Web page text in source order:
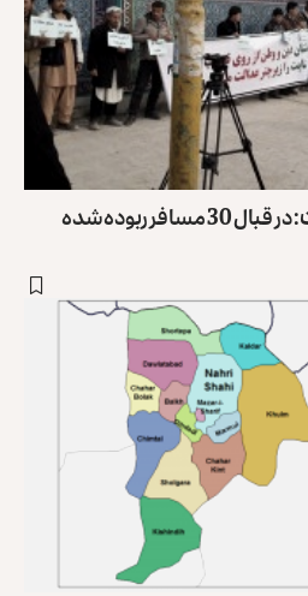
معترضان به سران حکومت: در قبال 30 مسافر ربوده‌شده